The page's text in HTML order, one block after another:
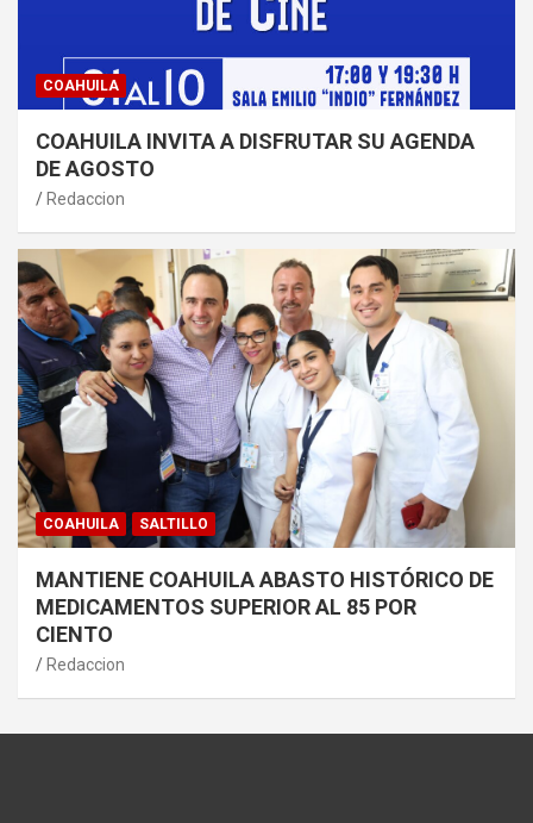
COAHUILA
COAHUILA INVITA A DISFRUTAR SU AGENDA
DE AGOSTO
Redaccion
COAHUILA SALTILLO
MANTIENE COAHUILA ABASTO HISTÓRICO DE
MEDICAMENTOS SUPERIOR AL 85 POR
CIENTO
Redaccion